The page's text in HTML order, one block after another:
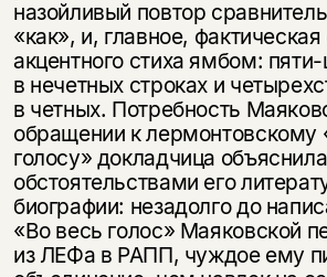
назойливый повтор
«как», и, главное,
акцентного стиха ямбом:
в нечетных строках и
в четных. Потребность
обращении к лермонтовскому
голосу» докладчица объяснила
обстоятельствами его
биографии: незадолго до
«Во весь голос» Маяковской
из ЛЕФа в РАПП, чуждое ему